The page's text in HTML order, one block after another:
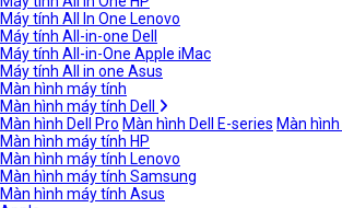
Máy tính All In One Lenovo
Máy tính All-in-one Dell
Máy tính All-in-One Apple iMac
Máy tính All in one Asus
Màn hình máy tính
Màn hình máy tính Dell
Màn hình Dell Pro Màn hình Dell E-series Màn
Màn hình máy tính HP
Màn hình máy tính Lenovo
Màn hình máy tính Samsung
Màn hình máy tính Asus